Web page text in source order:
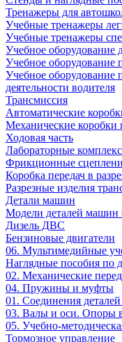
Тренажеры для
Учебные тренажеры
Учебные тренажеры
Учебное оборудование
Учебное
Учебное оборудование
деятельности водителя
Трансмиссия
Автоматические
Механические коробки
Ходовая часть
Лабораторные
Фрикционные
Коробка передач в
Разрезные изделия
Детали машин
Модели деталей машин
Дизель ДВС
Бензиновые двигатели
06. Мультимедийные
Наглядные пособия по
02. Механические
04. Пружины и муфты
01. Соединения
03. Валы и оси. Опоры
05. Учебно-
Тормозное управление